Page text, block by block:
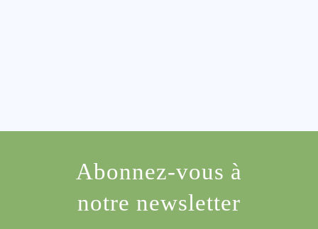
Abonnez-vous à
notre newsletter